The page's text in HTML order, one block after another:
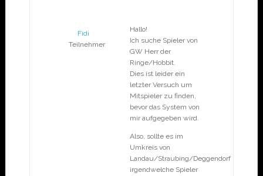
Fidi
Teilnehmer
Hallo!
Ich suche Spieler von
GW Herr der
Ringe/Hobbit.
Dies ist leider ein
letzter Versuch um
Mitspieler zu finden,
bevor das System von
mir aufgegeben wird.
Also, sollte es im
Umkreis von
Landau/Straubing/Deggendorf
irgendwelche Spieler